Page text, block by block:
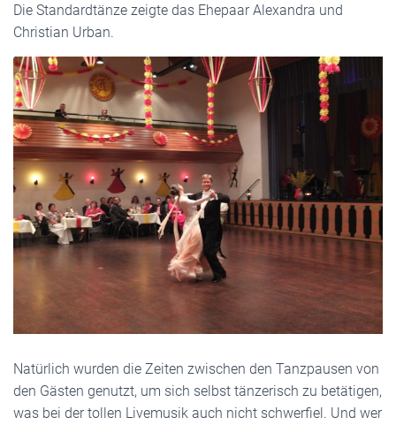
Die Standardtänze zeigte das Ehepaar Alexandra und
Christian Urban.
Natürlich wurden die Zeiten zwischen den Tanzpausen von
den Gästen genutzt, um sich selbst tänzerisch zu betätigen,
was bei der tollen Livemusik auch nicht schwerfiel. Und wer